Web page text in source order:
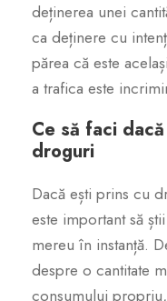
deținerea unei
ca deținere cu
părea că este
a trafica este
Ce să faci
droguri
Dacă ești prins cu
este important să
mereu în instanță.
despre o cantitate
consumului